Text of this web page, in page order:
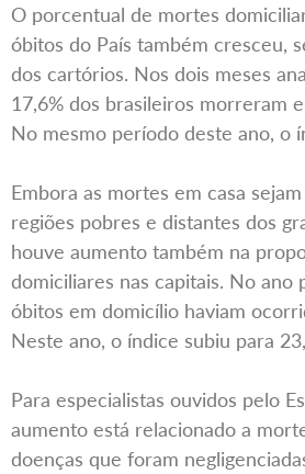
O porcentual de mortes
óbitos do País também cresceu,
dos cartórios. Nos dois meses
17,6% dos brasileiros morreram
No mesmo período deste ano, o
Embora as mortes em casa
regiões pobres e distantes dos
houve aumento também na
domiciliares nas capitais. No ano
óbitos em domicílio haviam
Neste ano, o índice subiu para
Para especialistas ouvidos pelo
aumento está relacionado a
doenças que foram